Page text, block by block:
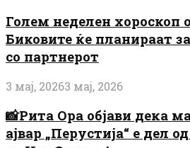
Голем неделен хороскоп
Биковите ќе планираат
со партнерот
3 мај, 20263 мај, 2026
📸Рита Ора објави дека
ајвар „Перустија“ е дел